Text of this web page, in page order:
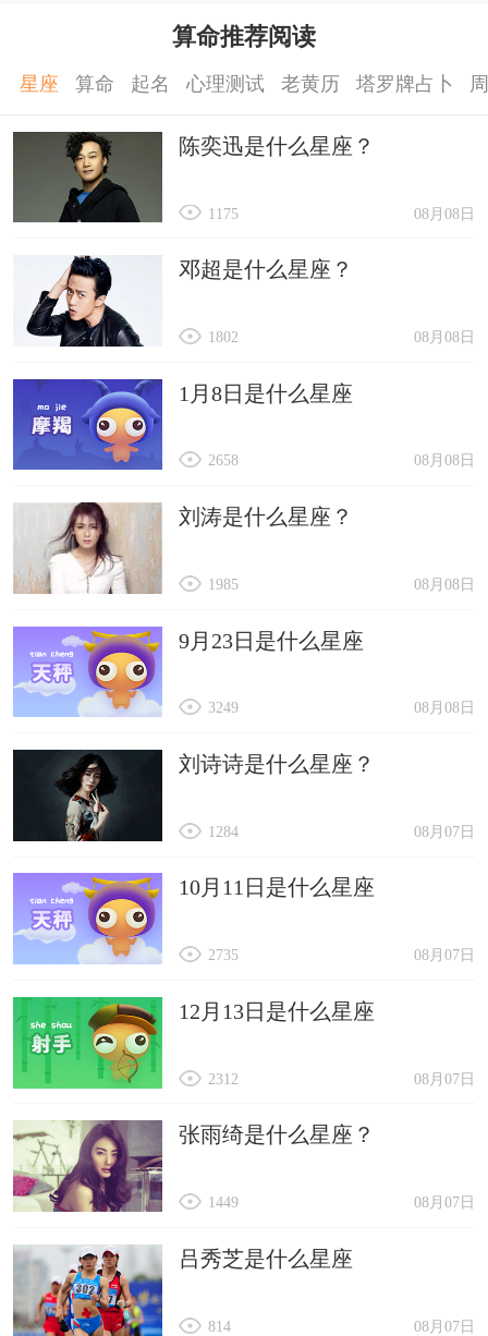
侣保持良好的沟通和互动，将有助于维持和谐的关
系。
10月：这个月份，您将迎来一些新的机遇和项
目。抓住这些机会，大胆地追求自己的梦想和目
标。与此同时，也要保持谨慎和理性，避免过于冒
11月：在这个月份，您将享受到一段稳定和幸
福的时光。工作和生活将达到一个平衡点，为您带
来满足感和成就感。利用这段时间，培养自己的兴
趣爱好和个人发展，提升自己的素质和能力。
12月：在这个月份，您将结束2024年，迎接新
的一年的到来。回顾过去一年的成就和经验，为未
来制定新的计划和目标。与家人和朋友一起庆祝节
日，分享快乐和温暖。
算命推荐阅读
星座 算命 起名 心理测试 老黄历 塔罗牌占卜
陈奕迅是什么星座？
08月08日
1175
邓超是什么星座？
08月08日
1802
1月8日是什么星座
08月08日
2658
刘涛是什么星座？
08月08日
1985
9月23日是什么星座
08月08日
3249
刘诗诗是什么星座？
08月07日
1284
10月11日是什么星座
08月07日
2735
12月13日是什么星座
08月07日
2312
张雨绮是什么星座？
08月07日
1449
吕秀芝是什么星座
08月07日
814